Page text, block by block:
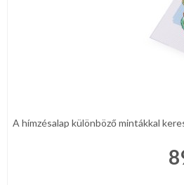
A hímzésalap különböző mintákkal